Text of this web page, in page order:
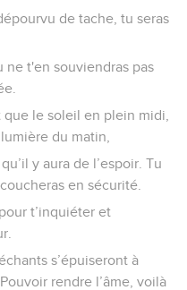
de tache, tu seras
ne t'en souviendras pas
le soleil en plein midi,
du matin,
y aura de l’espoir. Tu
en sécurité.
t’inquiéter et
s’épuiseront à
rendre l’âme, voilà